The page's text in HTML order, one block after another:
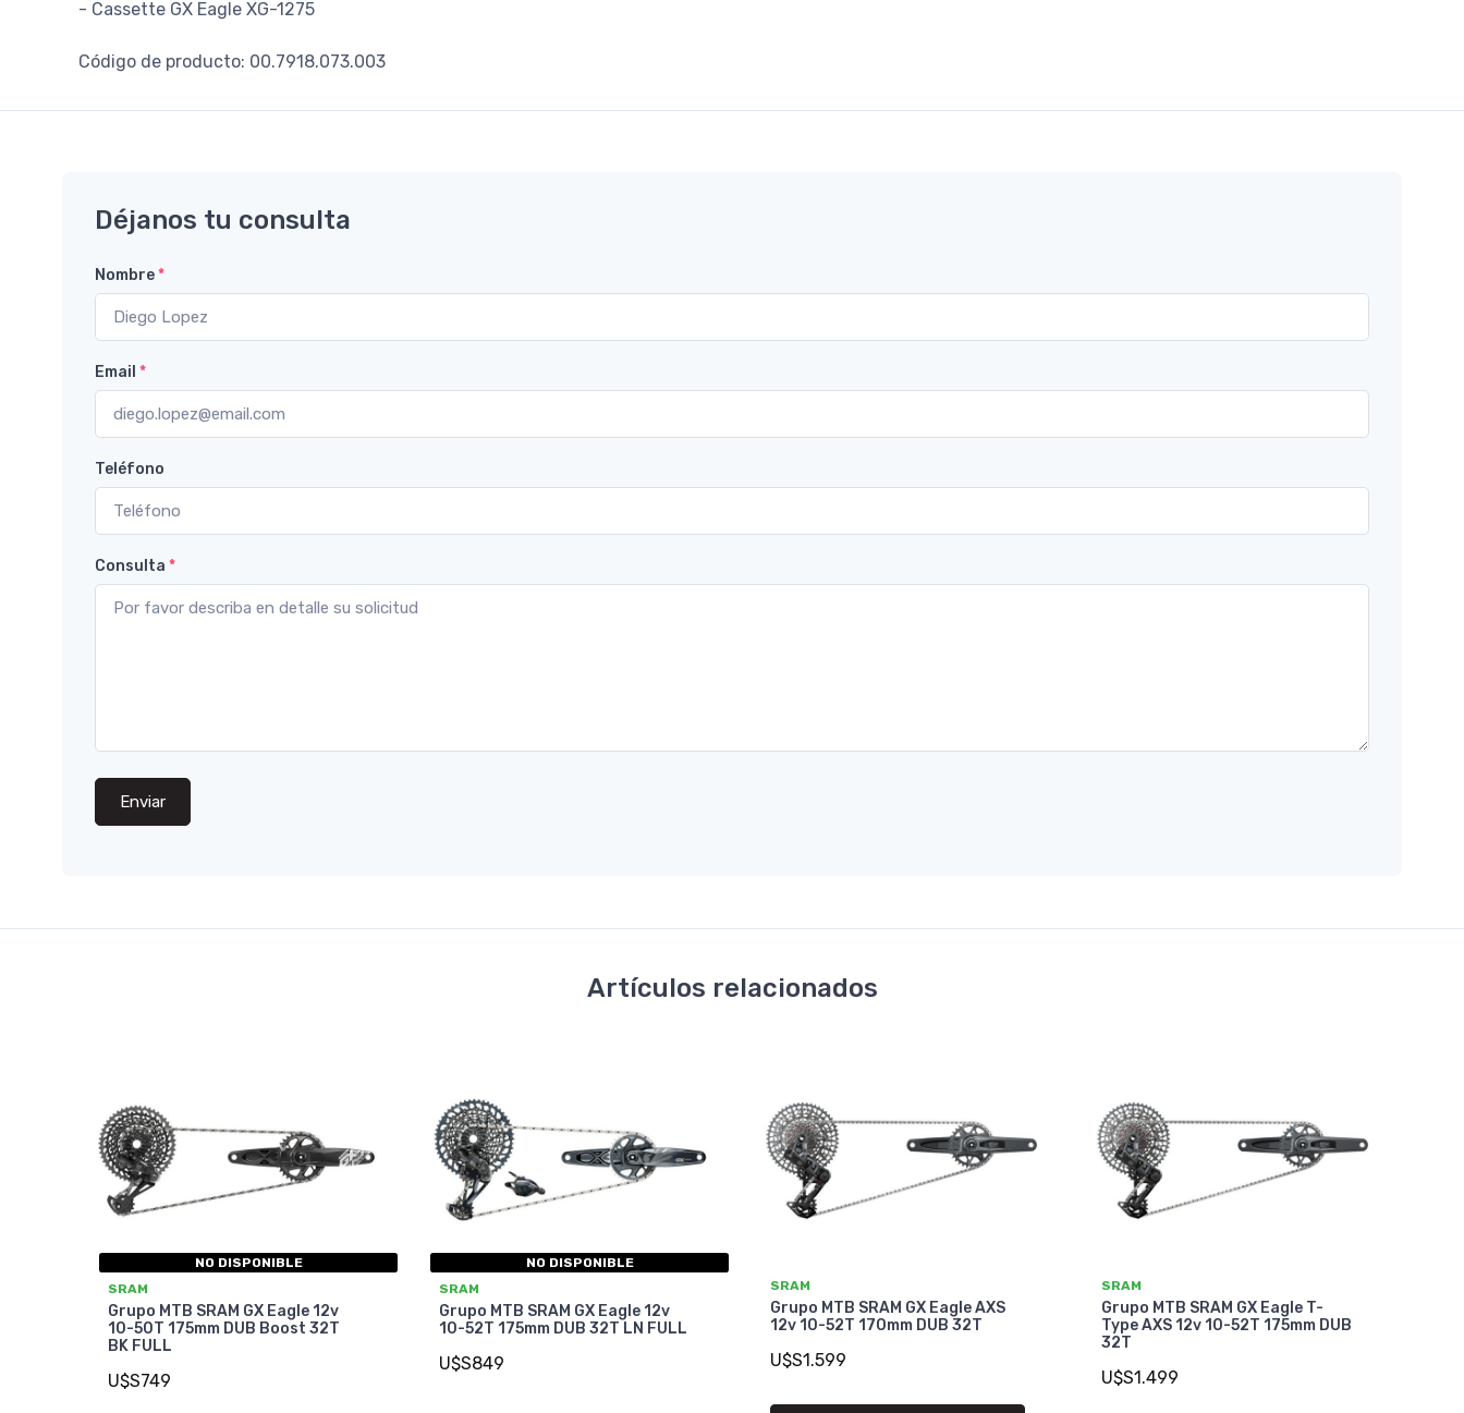
- Cassette GX Eagle XG-1275
Código de producto: 00.7918.073.003
Déjanos tu consulta
Nombre*
Email *
Teléfono
Consulta *
Enviar
Artículos relacionados
NO DISPONIBLE
SRAM
Grupo MTB SRAM GX Eagle 12v
10-50T 175mm DUB Boost 32T
BK FULL
U$S749
NO DISPONIBLE
SRAM
Grupo MTB SRAM GX Eagle 12v
10-52T 175mm DUB 32T LN FULL
U$S849
SRAM
Grupo MTB SRAM GX Eagle AXS
12v 10-52T 170mm DUB 32T
U$S1.599
SRAM
Grupo MTB SRAM GX Eagle T-
Type AXS 12v 10-52T 175mm DUB
32T
U$S1.499